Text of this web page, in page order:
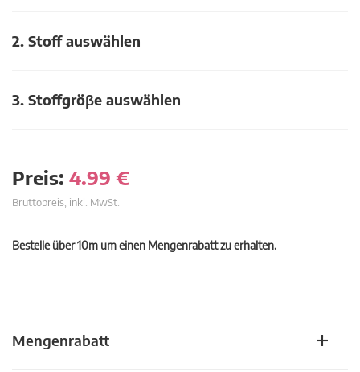
2. Stoff auswählen
3. Stoffgröβe auswählen
Preis: 4.99 €
Bruttopreis, inkl. MwSt.
Bestelle über 10m um einen Mengenrabatt zu erhalten.
Mengenrabatt